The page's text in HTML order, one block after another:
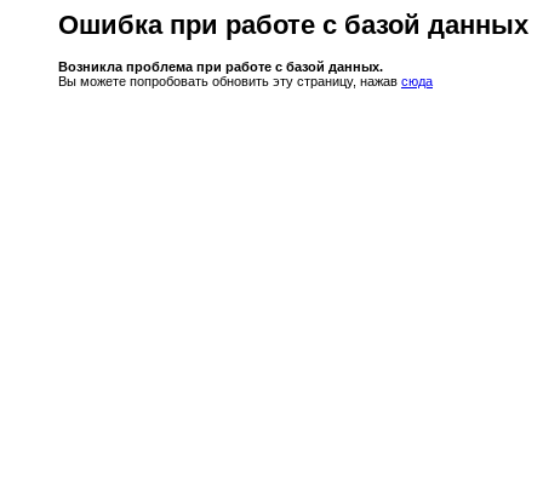
Ошибка при работе с базой данных
Возникла проблема при работе с базой данных.
Вы можете попробовать обновить эту страницу, нажав сюда